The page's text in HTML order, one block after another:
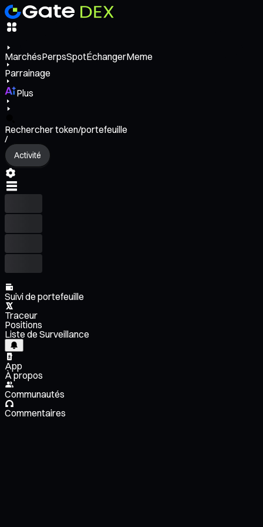
MarchésPerpsSpotÉchangerMeme
Parrainage
Plus
Rechercher token/portefeuille
/
Activité
Suivi de portefeuille
Traceur
Positions
Liste de Surveillance
App
À propos
Communautés
Commentaires